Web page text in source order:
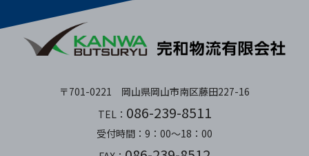
〒701-0221 岡山県岡山市南区藤田227-16
TEL： 086-239-8511
受付時間：9：00～18：00